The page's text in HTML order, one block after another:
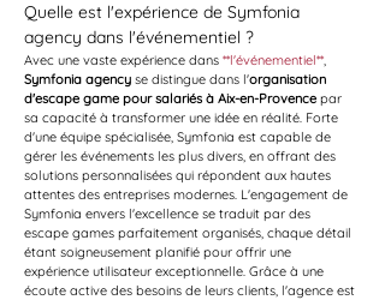
Quelle est l'expérience de Symfonia
agency dans l'événementiel ?
Avec une vaste expérience dans **l'événementiel**,
Symfonia agency se distingue dans l'organisation
d'escape game pour salariés à Aix-en-Provence par
sa capacité à transformer une idée en réalité. Forte
d'une équipe spécialisée, Symfonia est capable de
gérer les événements les plus divers, en offrant des
solutions personnalisées qui répondent aux hautes
attentes des entreprises modernes. L'engagement de
Symfonia envers l'excellence se traduit par des
escape games parfaitement organisés, chaque détail
étant soigneusement planifié pour offrir une
expérience utilisateur exceptionnelle. Grâce à une
écoute active des besoins de leurs clients, l'agence est